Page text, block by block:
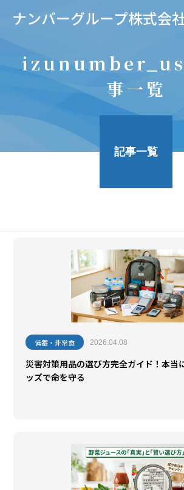
ナンバーグループ株式会
事一覧
記事一覧
備蓄・非常食 2026.04.08
災害対策用品の選び方完全ガイド！本当
ッズで命を守る